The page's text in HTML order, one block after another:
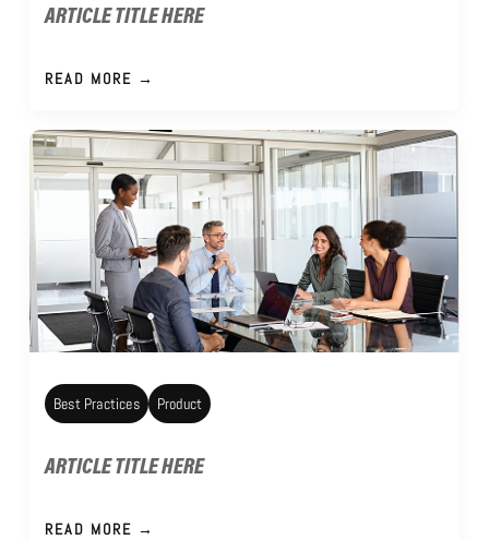
ARTICLE TITLE HERE
READ MORE →
Best Practices Product
ARTICLE TITLE HERE
READ MORE →